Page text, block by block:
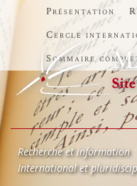
Présentation
Cercle
Sommaire
Recherche et information
International et